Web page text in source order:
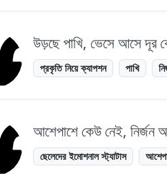
উড়ছে পাখি, ভেসে আসে দূর
প্রকৃতি নিয়ে ক্যাপশন পাখি
আশেপাশে কেউ নেই, নির্জন
ছেলেদের ইমোশনাল স্ট্যাটাস